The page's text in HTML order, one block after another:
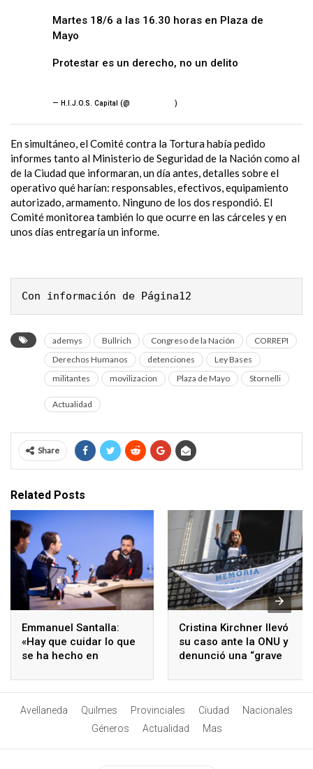
Martes 18/6 a las 16.30 horas en Plaza de
Mayo
Protestar es un derecho, no un delito
— H.I.J.O.S. Capital (@ )
En simultáneo, el Comité contra la Tortura había pedido
informes tanto al Ministerio de Seguridad de la Nación como al
de la Ciudad que informaran, un día antes, detalles sobre el
operativo qué harían: responsables, efectivos, equipamiento
autorizado, armamento. Ninguno de los dos respondió. El
Comité monitorea también lo que ocurre en las cárceles y en
unos días entregaría un informe.
Con información de Página12
ademys Bullrich Congreso de la Nación
CORREPI
Derechos Humanos
detenciones
Ley Bases
militantes
movilizacion Plaza de Mayo Stornelli
Actualidad
Share
Related Posts
Emmanuel Santalla:
«Hay que cuidar lo que
se ha hecho en
desafíos que vienen»
Cristina Kirchner llevó
su caso ante la ONU y
denunció una “grave
humanos”
Avellaneda Quilmes Provinciales Ciudad
Nacionales
Géneros
Actualidad Mas